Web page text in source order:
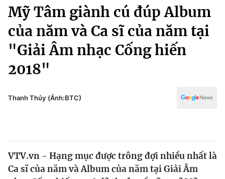
Chuyên mục
Chính trị
Xã hội
Tin tức
Kinh tế
Kinh tế
Thể thao
Truyền hình
Văn hóa - Giải trí
Đời sống
Giáo dục
Mỹ Tâm giành cú đúp Album
của năm và Ca sĩ của năm tại
"Giải Âm nhạc Cống hiến
2018"
Thanh Thủy (Ảnh:BTC)
VTV.vn - Hạng mục được trông đợi nhiều nhất là
Ca sĩ của năm và Album của năm tại Giải Âm